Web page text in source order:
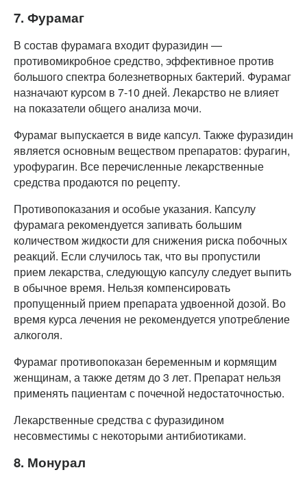
7. Фурамаг
В состав фурамага входит фуразидин —
противомикробное средство, эффективное против
большого спектра болезнетворных бактерий. Фурамаг
назначают курсом в 7-10 дней. Лекарство не влияет
на показатели общего анализа мочи.
Фурамаг выпускается в виде капсул. Также фуразидин
является основным веществом препаратов: фурагин,
урофурагин. Все перечисленные лекарственные
средства продаются по рецепту.
Противопоказания и особые указания. Капсулу
фурамага рекомендуется запивать большим
количеством жидкости для снижения риска побочных
реакций. Если случилось так, что вы пропустили
прием лекарства, следующую капсулу следует выпить
в обычное время. Нельзя компенсировать
пропущенный прием препарата удвоенной дозой. Во
время курса лечения не рекомендуется употребление
алкоголя.
Фурамаг противопоказан беременным и кормящим
женщинам, а также детям до 3 лет. Препарат нельзя
применять пациентам с почечной недостаточностью.
Лекарственные средства с фуразидином
несовместимы с некоторыми антибиотиками.
8. Монурал